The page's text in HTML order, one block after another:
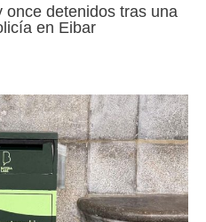
detenidos tras una
en Eibar